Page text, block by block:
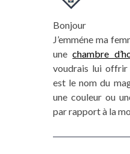
Bonjour
J’emméne ma
unechambre
voudrais lui offrir
est le nom du
une couleur ou
par rapport à la